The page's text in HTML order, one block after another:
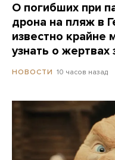
О погибших при
дрона на пляж в
известно крайне
узнать о жертвах
НОВОСТИ 10 часов назад